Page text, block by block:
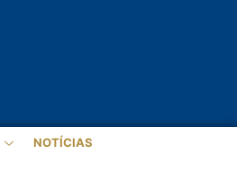
NOTÍCIAS